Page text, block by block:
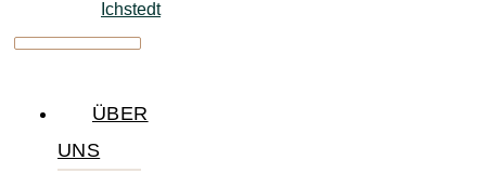
Ichstedt
ÜBER
UNS